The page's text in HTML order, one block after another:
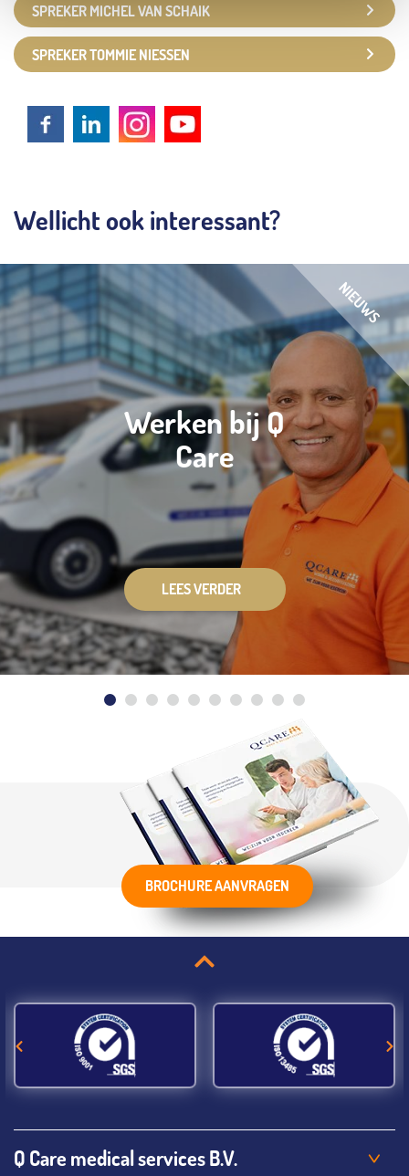
SPREKER MICHEL VAN SCHAIK
SPREKER TOMMIE NIESSEN
Wellicht ook interessant?
Werken bij Q
Care
LEES VERDER
BROCHURE AANVRAGEN
Q Care medical services B.V.